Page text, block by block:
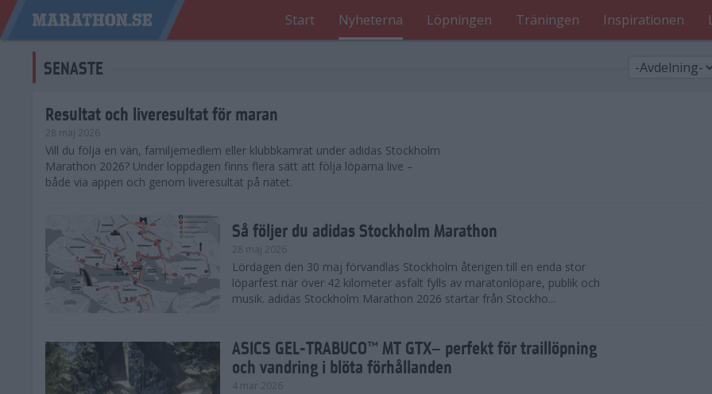
Start Nyheterna Löpningen Träningen Inspirationen
SENASTE
Resultat och liveresultat för maran
28 maj 2026
​Vill du följa en vän, familjemedlem eller klubbkamrat under adidas Stockholm
Marathon 2026? Under loppdagen finns flera sätt att följa löparna live –
både via appen och genom liveresultat på nätet.
Så följer du adidas Stockholm Marathon
28 maj 2026
Lördagen den 30 maj förvandlas Stockholm återigen till en enda stor
löparfest när över 42 kilometer asfalt fylls av maratonlöpare, publik och
musik. adidas Stockholm Marathon 2026 startar från Stockho...
ASICS GEL-TRABUCO™ MT GTX– perfekt för traillöpning
och vandring i blöta förhållanden
4 mar 2026